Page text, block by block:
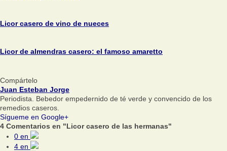
Licor casero de vino de nueces
Licor de almendras casero: el famoso amaretto
Compártelo
Juan Esteban Jorge
Periodista. Bebedor empedernido de té verde y convencido de los
remedios caseros.
Sígueme en Google+
4 Comentarios en "Licor casero de las hermanas"
0 en
4 en